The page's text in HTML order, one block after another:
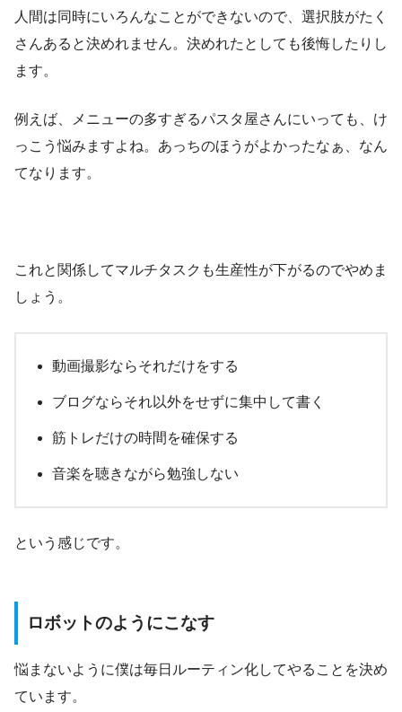
人間は同時にいろんなことができないので、選択肢がたく
さんあると決めれません。決めれたとしても後悔したりし
ます。
例えば、メニューの多すぎるパスタ屋さんにいっても、け
っこう悩みますよね。あっちのほうがよかったなぁ、なん
てなります。
これと関係してマルチタスクも生産性が下がるのでやめま
しょう。
動画撮影ならそれだけをする
ブログならそれ以外をせずに集中して書く
筋トレだけの時間を確保する
音楽を聴きながら勉強しない
という感じです。
ロボットのようにこなす
悩まないように僕は毎日ルーティン化してやることを決め
ています。